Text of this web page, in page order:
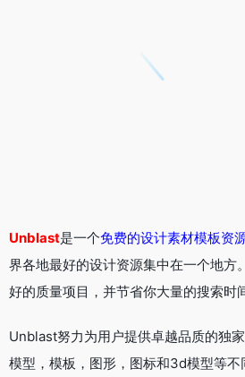
Unblast是一个免费的设计素材模板资
界各地最好的设计资源集中在一个地方
好的质量项目，并节省你大量的搜索时
Unblast努力为用户提供卓越品质的独
模型，模板，图形，图标和3d模型等